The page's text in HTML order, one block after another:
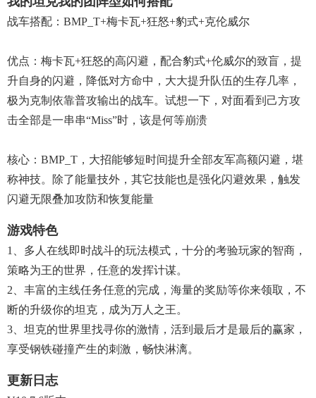
战车搭配：BMP_T+梅卡瓦+狂怒+豹式+克伦威尔
优点：梅卡瓦+狂怒的高闪避，配合豹式+伦威尔的致盲，提
升自身的闪避，降低对方命中，大大提升队伍的生存几率，
极为克制依靠普攻输出的战车。试想一下，对面看到己方攻
击全部是一串串“Miss”时，该是何等崩溃
核心：BMP_T，大招能够短时间提升全部友军高额闪避，堪
称神技。除了能量技外，其它技能也是强化闪避效果，触发
闪避无限叠加攻防和恢复能量
游戏特色
1、多人在线即时战斗的玩法模式，十分的考验玩家的智商，
策略为王的世界，任意的发挥计谋。
2、丰富的主线任务任意的完成，海量的奖励等你来领取，不
断的升级你的坦克，成为万人之王。
3、坦克的世界里找寻你的激情，活到最后才是最后的赢家，
享受钢铁碰撞产生的刺激，畅快淋漓。
更新日志